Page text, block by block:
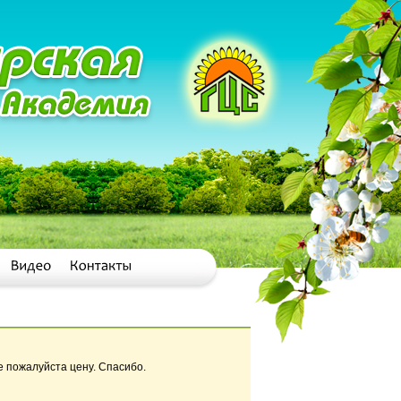
пожалуйста цену. Спасибо.